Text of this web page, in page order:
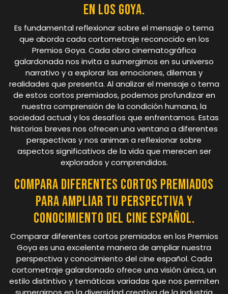
en los Goya.
Es fundamental reflexionar sobre el mensaje o tema
que aborda cada cortometraje reconocido en los
Premios Goya. Cada obra cinematográfica
galardonada nos invita a sumergirnos en su universo
narrativo y a explorar las emociones, dilemas y
realidades que presenta. Al analizar el mensaje o tema
de estos cortos premiados, podemos profundizar en
nuestra comprensión de la condición humana, la
sociedad actual y los desafíos que enfrentamos. Estas
historias breves nos ofrecen una ventana a diferentes
perspectivas y nos animan a reflexionar sobre
aspectos significativos de la vida que merecen ser
explorados y comprendidos.
Compara diferentes cortos premiados
para ampliar tu perspectiva y
conocimiento del cine español.
Comparar diferentes cortos premiados en los Premios
Goya es una excelente manera de ampliar nuestra
perspectiva y conocimiento del cine español. Cada
cortometraje galardonado ofrece una visión única, un
estilo distintivo y temáticas variadas que nos permiten